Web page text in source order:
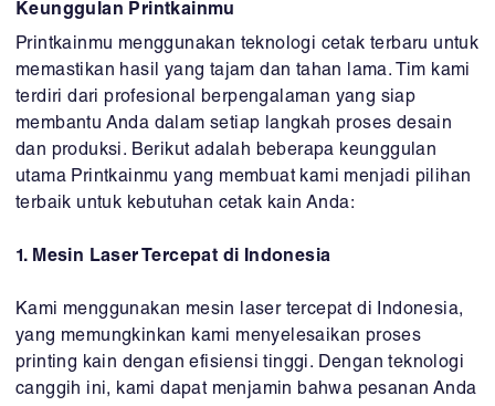
Keunggulan Printkainmu
Printkainmu menggunakan teknologi cetak terbaru untuk
memastikan hasil yang tajam dan tahan lama. Tim kami
terdiri dari profesional berpengalaman yang siap
membantu Anda dalam setiap langkah proses desain
dan produksi. Berikut adalah beberapa keunggulan
utama Printkainmu yang membuat kami menjadi pilihan
terbaik untuk kebutuhan cetak kain Anda:
1. Mesin Laser Tercepat di Indonesia
Kami menggunakan mesin laser tercepat di Indonesia,
yang memungkinkan kami menyelesaikan proses
printing kain dengan efisiensi tinggi. Dengan teknologi
canggih ini, kami dapat menjamin bahwa pesanan Anda